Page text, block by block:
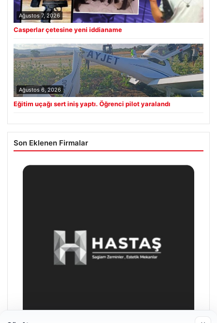
Ağustos 7, 2026
Casperlar çetesine yeni iddianame
Ağustos 6, 2026
Eğitim uçağı sert iniş yaptı. Öğrenci pilot yaralandı
Son Eklenen Firmalar